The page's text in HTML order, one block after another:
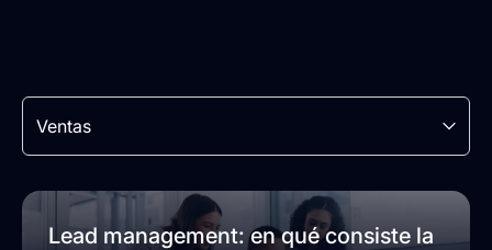
Ventas
Lead management: en qué consiste la